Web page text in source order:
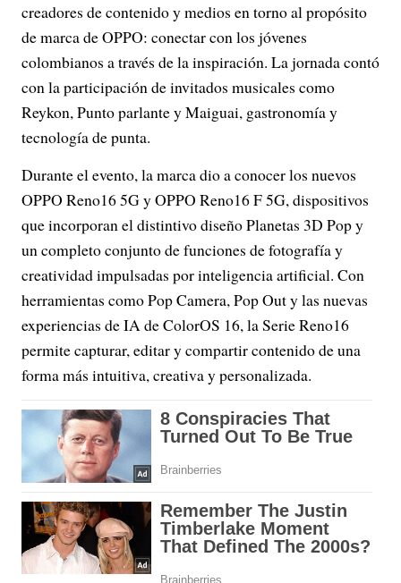
creadores de contenido y medios en torno al propósito
de marca de OPPO: conectar con los jóvenes
colombianos a través de la inspiración. La jornada contó
con la participación de invitados musicales como
Reykon, Punto parlante y Maiguai, gastronomía y
tecnología de punta.
Durante el evento, la marca dio a conocer los nuevos
OPPO Reno16 5G y OPPO Reno16 F 5G, dispositivos
que incorporan el distintivo diseño Planetas 3D Pop y
un completo conjunto de funciones de fotografía y
creatividad impulsadas por inteligencia artificial. Con
herramientas como Pop Camera, Pop Out y las nuevas
experiencias de IA de ColorOS 16, la Serie Reno16
permite capturar, editar y compartir contenido de una
forma más intuitiva, creativa y personalizada.